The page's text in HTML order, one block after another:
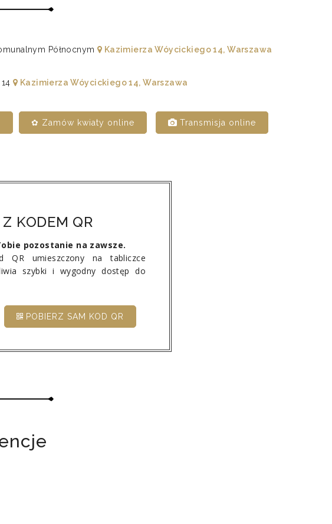
Północnym
Kazimierza Wóycickiego 14, Warszawa
Kazimierza Wóycickiego 14, Warszawa
✿ Zamów kwiaty online Transmisja online
KODEM QR
pozostanie na zawsze.
QR umieszczony na tabliczce
szybki i wygodny dostęp do
POBIERZ SAM KOD QR